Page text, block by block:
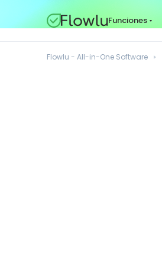
Funciones
Flowlu - All-in-One Software